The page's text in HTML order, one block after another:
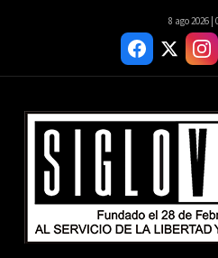
8 ago 2026 |